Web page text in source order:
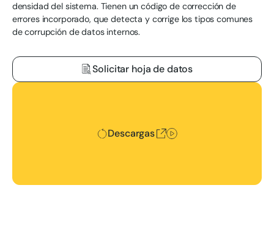
densidad del sistema. Tienen un código de corrección de
errores incorporado, que detecta y corrige los tipos comunes
de corrupción de datos internos.
Solicitar hoja de datos
Descargas
Descargas